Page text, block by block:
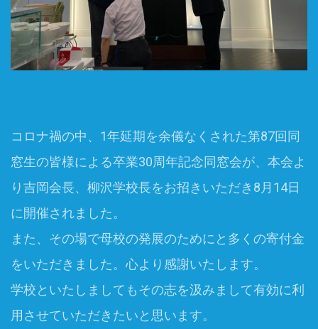
コロナ禍の中、1年延期を余儀なくされた第87回同
窓生の皆様による卒業30周年記念同窓会が、本会よ
り吉岡会長、柳沢学校長をお招きいただき8月14日
に開催されました。
また、その場で母校の発展のためにと多くの寄付金
をいただきました。心より感謝いたします。
学校といたしましてもその志を汲みまして有効に利
用させていただきたいと思います。